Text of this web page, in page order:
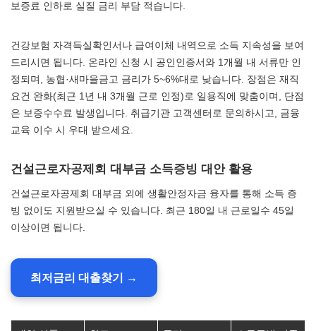
보증료 인하로 실질 금리 부담 적습니다.
건강보험 자격득실확인서나 급여이체 내역으로 소득 지속성을 보여
드리시면 됩니다. 온라인 신청 시 공인인증서와 1개월 내 서류만 인
정되며, 농협·새마을금고 금리가 5~6%대로 낮습니다. 장점은 재직
요건 완화(최근 1년 내 3개월 근로 인정)로 일용직에 맞춤이며, 단점
은 보증수수료 발생입니다. 취급기관 고객센터로 문의하시고, 금융
교육 이수 시 우대 받으세요.
건설근로자공제회 대부금 소득증빙 대안 활용
건설근로자공제회 대부금 외에 생활안정자금 융자를 통해 소득 증
빙 없이도 지원받으실 수 있습니다. 최근 180일 내 근로일수 45일
이상이면 됩니다.
최저금리 대출찾기 →